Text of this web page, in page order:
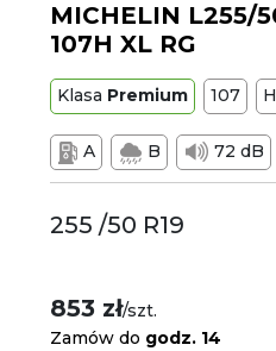
MICHELIN L255/
107H XL RG
Klasa Premium 107 H
A B 72 dB
255 /50 R19
853 zł/szt.
Zamów do godz. 14